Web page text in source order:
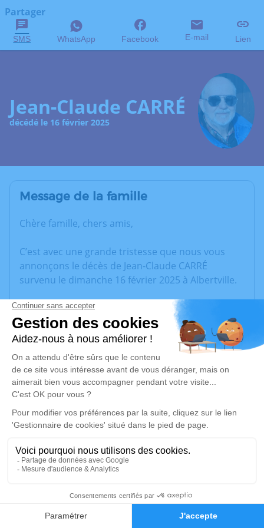
Faire-part Hommages
Partager
SMS WhatsApp Facebook E-mail Lien
Jean-Claude CARRÉ
décédé le 16 février 2025
Message de la famille
Chère famille, chers amis,
C’est avec une grande tristesse que nous vous
annonçons le décès de Jean-Claude CARRÉ
survenu le dimanche 16 février 2025 à Albertville.
Nous vous invitons à utiliser cet espace pour
laisser vos condoléances, partager des photos
souvenirs, une anecdote ou exprimer vos pensées
à travers des poèmes ou des textes. Cet endroit
est un lieu d'expression dédié à honorer la
mémoire de Jean-Claude CARRÉ.
Un service de plantation d’arbre hommage est
disponible ici
Je rends hommage
Cérémonie
vendredi 21 février 2025 à 10h00
Eglise de Bozel